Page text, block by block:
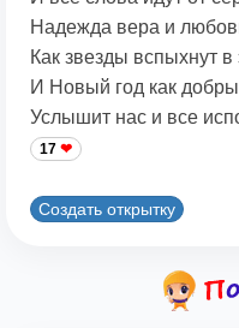
Надежда вера и
Как звезды вспыхнут в
И Новый год как
Услышит нас и все
17
Создать открытку